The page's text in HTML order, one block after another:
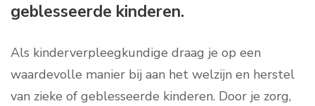
geblesseerde kinderen.
Als kinderverpleegkundige draag je op een
waardevolle manier bij aan het welzijn en herstel
van zieke of geblesseerde kinderen. Door je zorg,